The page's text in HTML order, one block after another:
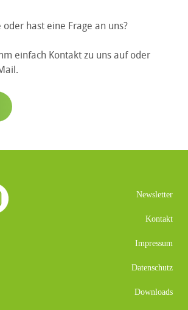
hast eine Frage an uns?
einfach Kontakt zu uns auf oder
Newsletter
Kontakt
Impressum
Datenschutz
Downloads